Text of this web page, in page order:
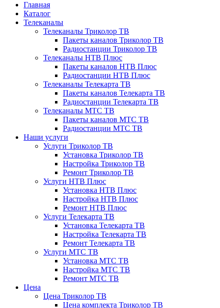
Главная
Каталог
Телеканалы
Телеканалы Триколор ТВ
Пакеты каналов Триколор ТВ
Радиостанции Триколор ТВ
Телеканалы НТВ Плюс
Пакеты каналов НТВ Плюс
Радиостанции НТВ Плюс
Телеканалы Телекарта ТВ
Пакеты каналов Телекарта ТВ
Радиостанции Телекарта ТВ
Телеканалы МТС ТВ
Пакеты каналов МТС ТВ
Радиостанции МТС ТВ
Наши услуги
Услуги Триколор ТВ
Установка Триколор ТВ
Настройка Триколор ТВ
Ремонт Триколор ТВ
Услуги НТВ Плюс
Установка НТВ Плюс
Настройка НТВ Плюс
Ремонт НТВ Плюс
Услуги Телекарта ТВ
Установка Телекарта ТВ
Настройка Телекарта ТВ
Ремонт Телекарта ТВ
Услуги МТС ТВ
Установка МТС ТВ
Настройка МТС ТВ
Ремонт МТС ТВ
Цена
Цена Триколор ТВ
Цена комплекта Триколор ТВ